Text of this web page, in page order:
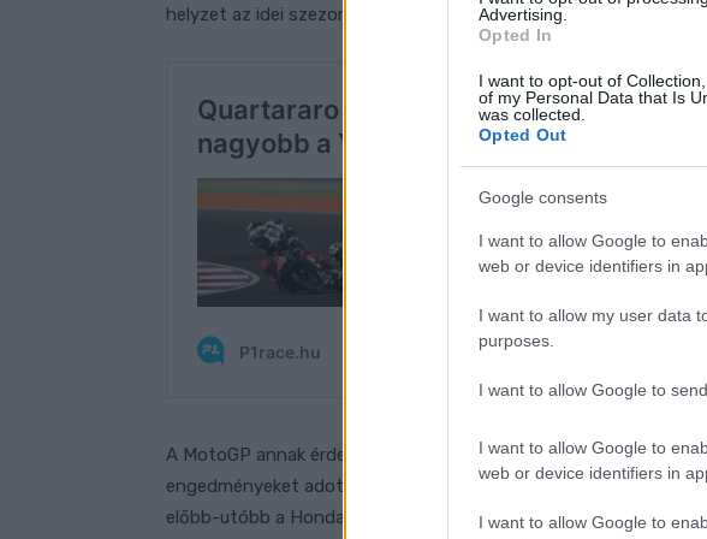
Advertising.
Opted In
I want to opt-out of
of my Personal Data that Is
was collected.
Opted Out
Google consents
I want to allow Google to
web or device identifiers in
I want to allow my user data
purposes.
I want to allow Google to
I want to allow Google to
web or device identifiers in
I want to allow Google to
helyzet az idei szezonra sem változott meg.
A MotoGP annak érdekében, hogy ez a két gyártó vissza tudjon
engedményeket adott nekik a
koncessziós jogokterületén.
előbb-utóbb a Honda és a Yamaha is újra a régi fényében tud